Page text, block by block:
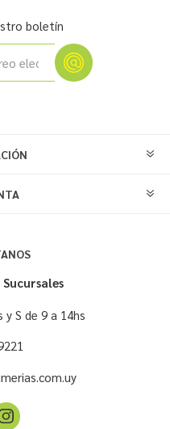
boletín
Sucursales
y S de 9 a 14hs